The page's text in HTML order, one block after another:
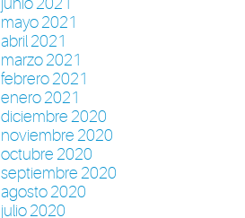
junio 2021
mayo 2021
abril 2021
marzo 2021
febrero 2021
enero 2021
diciembre 2020
noviembre 2020
octubre 2020
septiembre 2020
agosto 2020
julio 2020